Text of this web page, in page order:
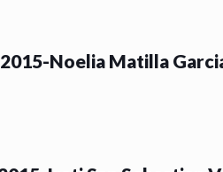
Noelia Matilla